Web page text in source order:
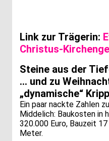
Link zur Trägerin:
Christus-
Steine aus der
... und zu
„dynamische“
Ein paar nackte Zahlen
Middelich: Baukosten in
320.000 Euro, Bauzeit
Meter.